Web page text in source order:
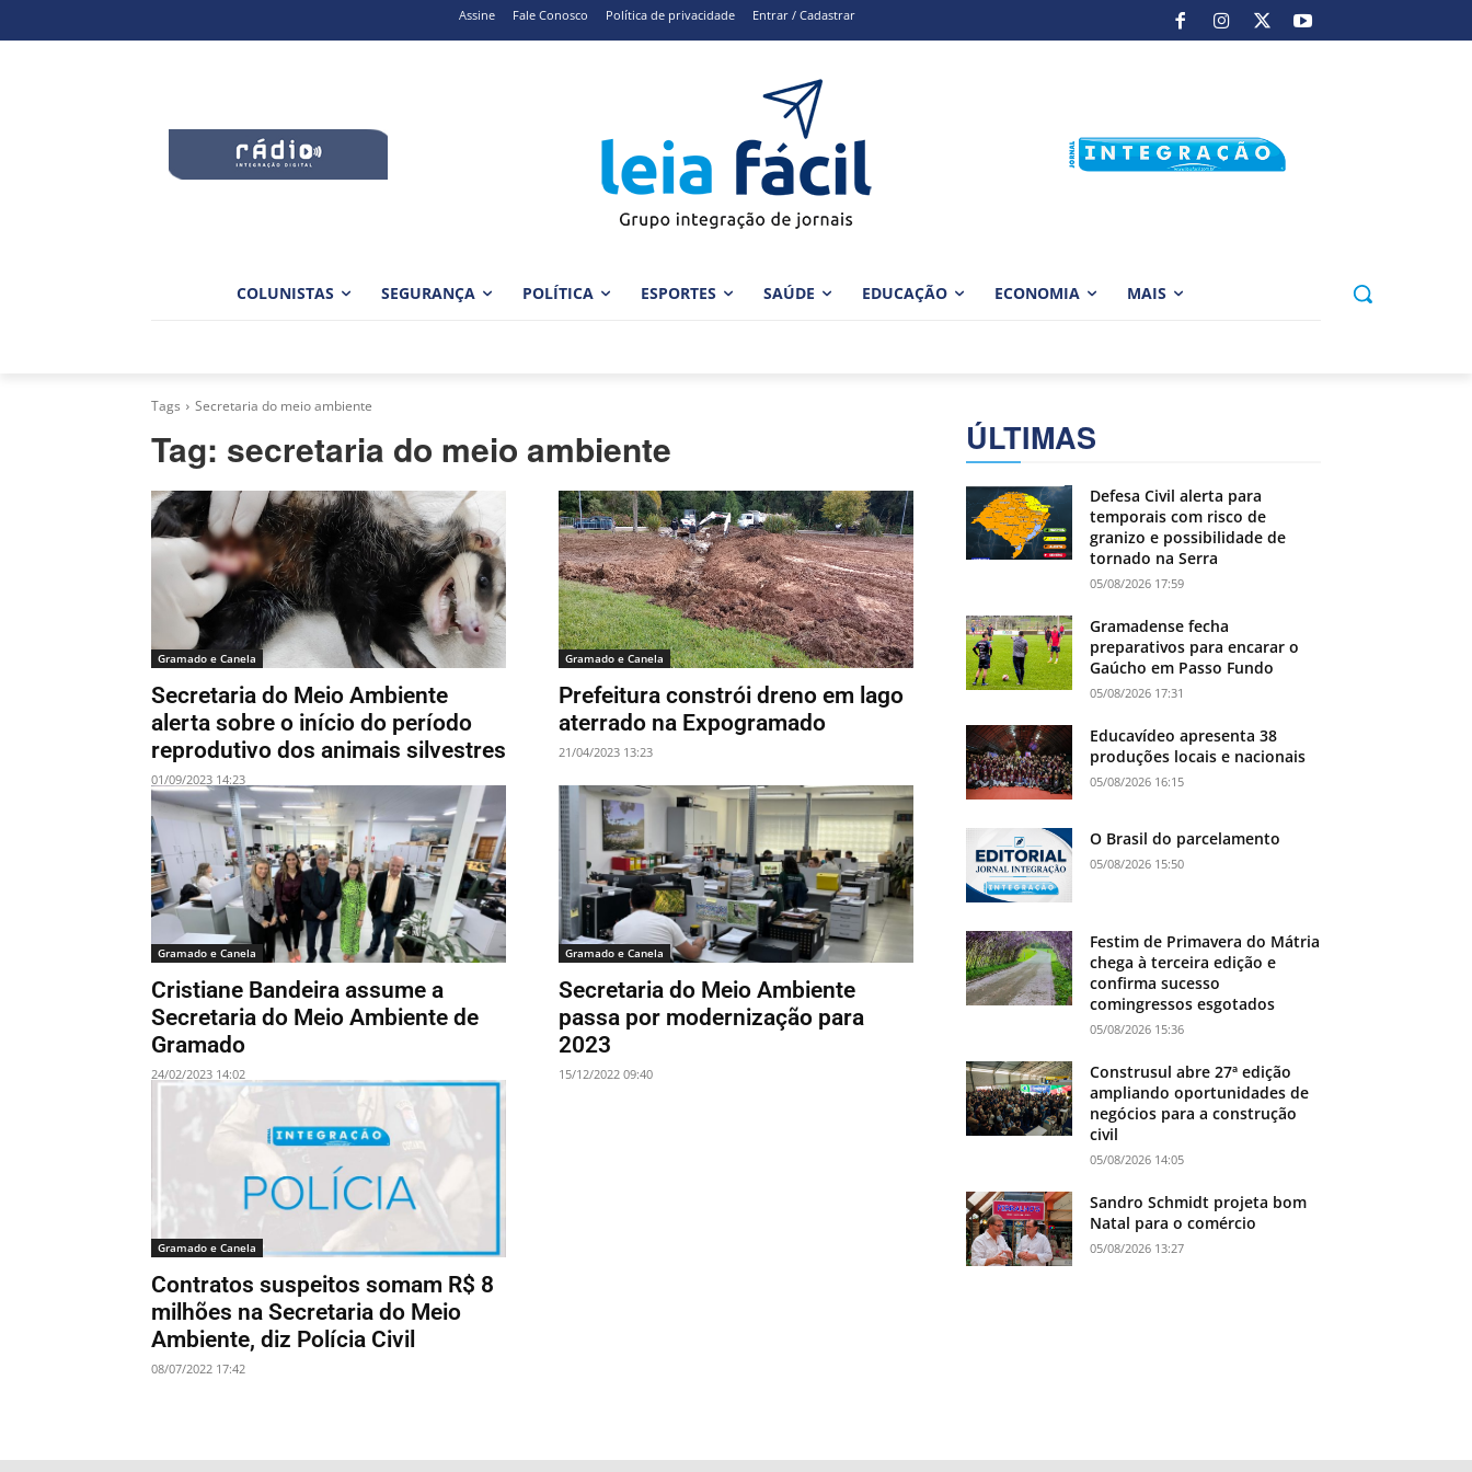
Assine Fale Conosco Política de privacidade Entrar / Cadastrar
COLUNISTAS SEGURANÇA POLÍTICA ESPORTES SAÚDE EDUCAÇÃO ECONOMIA MAIS
Tags Secretaria do meio ambiente
Tag: secretaria do meio ambiente
Gramado e Canela
Secretaria do Meio Ambiente
alerta sobre o início do período
reprodutivo dos animais silvestres
01/09/2023 14:23
Gramado e Canela
Prefeitura constrói dreno em lago
aterrado na Expogramado
21/04/2023 13:23
Gramado e Canela
Cristiane Bandeira assume a
Secretaria do Meio Ambiente de
Gramado
24/02/2023 14:02
Gramado e Canela
Secretaria do Meio Ambiente
passa por modernização para
2023
15/12/2022 09:40
Gramado e Canela
Contratos suspeitos somam R$ 8
milhões na Secretaria do Meio
Ambiente, diz Polícia Civil
08/07/2022 17:42
ÚLTIMAS
Defesa Civil alerta para
temporais com risco de
granizo e possibilidade de
tornado na Serra
05/08/2026 17:59
Gramadense fecha
preparativos para encarar o
Gaúcho em Passo Fundo
05/08/2026 17:31
Educavídeo apresenta 38
produções locais e nacionais
05/08/2026 16:15
O Brasil do parcelamento
05/08/2026 15:50
Festim de Primavera do Mátria
chega à terceira edição e
confirma sucesso
comingressos esgotados
05/08/2026 15:36
Construsul abre 27ª edição
ampliando oportunidades de
negócios para a construção
civil
05/08/2026 14:05
Sandro Schmidt projeta bom
Natal para o comércio
05/08/2026 13:27